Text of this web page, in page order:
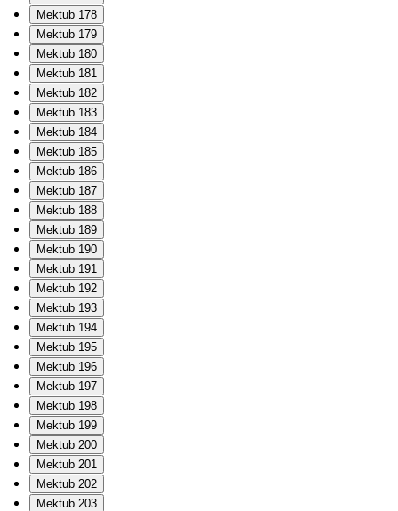
Mektub 178
Mektub 179
Mektub 180
Mektub 181
Mektub 182
Mektub 183
Mektub 184
Mektub 185
Mektub 186
Mektub 187
Mektub 188
Mektub 189
Mektub 190
Mektub 191
Mektub 192
Mektub 193
Mektub 194
Mektub 195
Mektub 196
Mektub 197
Mektub 198
Mektub 199
Mektub 200
Mektub 201
Mektub 202
Mektub 203